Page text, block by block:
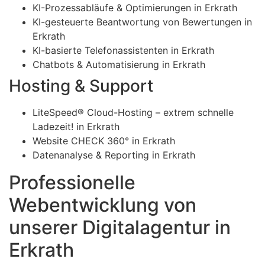
KI-Prozessabläufe & Optimierungen in Erkrath
KI-gesteuerte Beantwortung von Bewertungen in
Erkrath
KI-basierte Telefonassistenten in Erkrath
Chatbots & Automatisierung in Erkrath
Hosting & Support
LiteSpeed® Cloud-Hosting – extrem schnelle
Ladezeit! in Erkrath
Website CHECK 360° in Erkrath
Datenanalyse & Reporting in Erkrath
Professionelle
Webentwicklung von
unserer Digitalagentur in
Erkrath